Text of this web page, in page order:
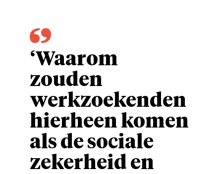
‘Waarom
zouden
werkzoekenden
hierheen komen
als de sociale
zekerheid en